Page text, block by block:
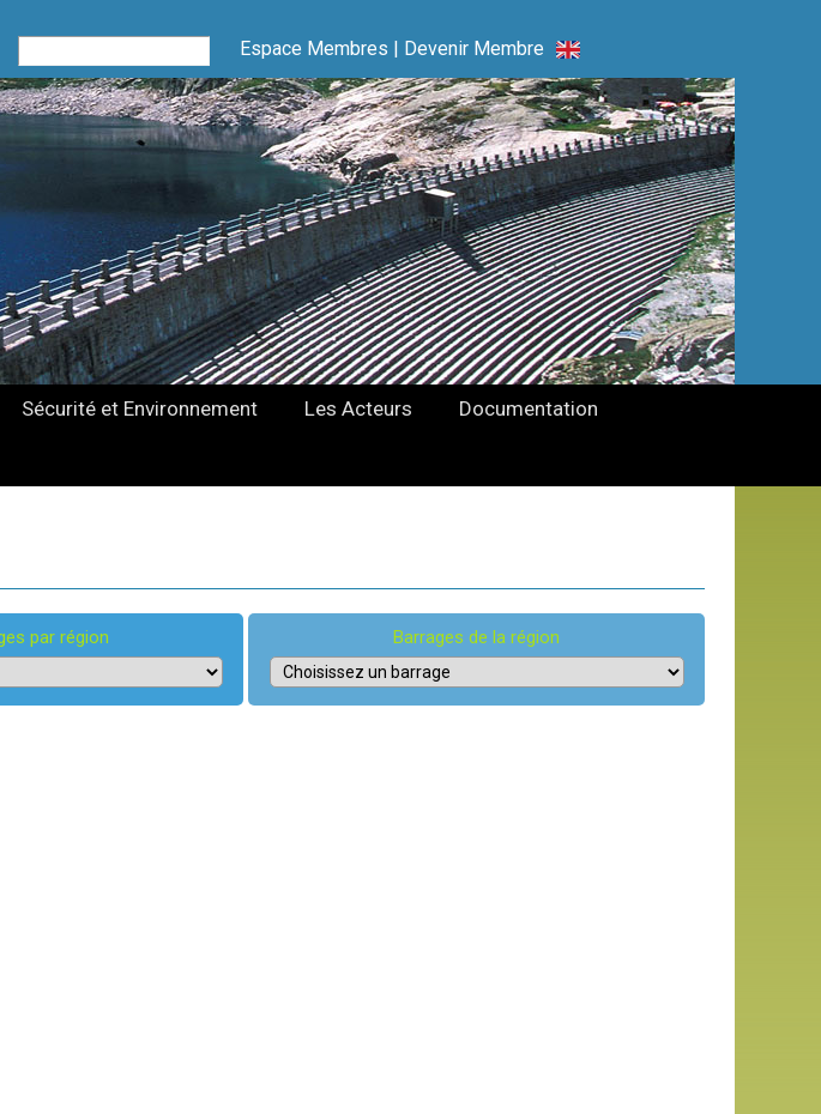
Espace Membres | Devenir Membre
Sécurité et Environnement Les Acteurs
Documentation
par région Barrages de la région